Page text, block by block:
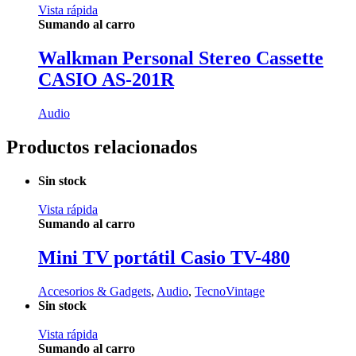
Vista rápida
Sumando al carro
Walkman Personal Stereo Cassette
CASIO AS-201R
Audio
Productos relacionados
Sin stock
Vista rápida
Sumando al carro
Mini TV portátil Casio TV-480
Accesorios & Gadgets, Audio, TecnoVintage
Sin stock
Vista rápida
Sumando al carro